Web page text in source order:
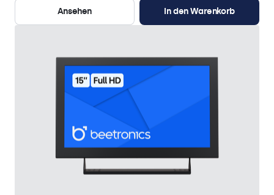
Ansehen
In den Warenkorb